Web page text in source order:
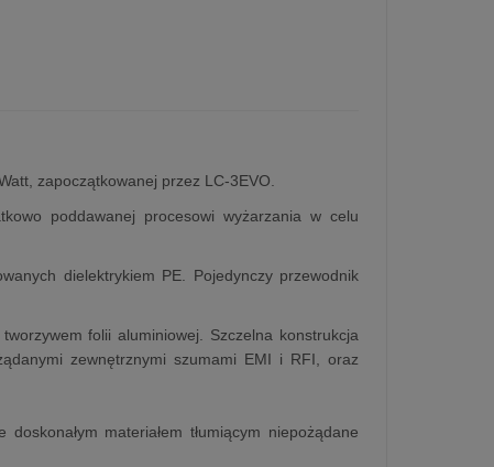
zapoczątkowanej przez LC-3EVO.
poddawanej procesowi wyżarzania w celu
dielektrykiem PE. Pojedynczy przewodnik
folii aluminiowej. Szczelna konstrukcja
zewnętrznymi szumami EMI i RFI, oraz
materiałem tłumiącym niepożądane